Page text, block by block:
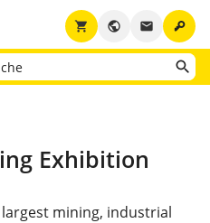
key
email
public
shopping_cart
Exhibition
mining, industrial